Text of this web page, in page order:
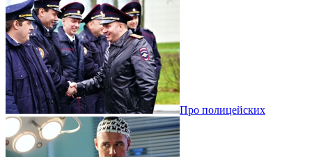
Про полицейских